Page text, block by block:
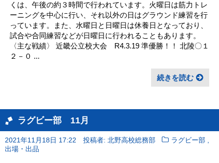
くは、午後の約３時間で行われています。火曜日は筋力トレ
ーニングを中心に行い、それ以外の日はグラウンド練習を行
っています。また、水曜日と日曜日は休養日となっており、
試合や合同練習などが日曜日に行われることもあります。
〈主な戦績〉 近畿公立校大会 R4.3.19 準優勝！！ 北陵〇１
２－０ ...
続きを読む
ラグビー部 11月
2021年11月18日 17:22 投稿者: 北野高校総務部 ラグビー部
出場・出品